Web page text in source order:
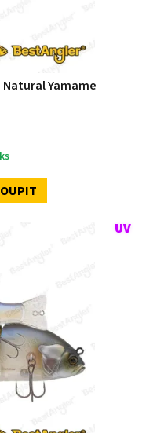
Natural Yamame
ks